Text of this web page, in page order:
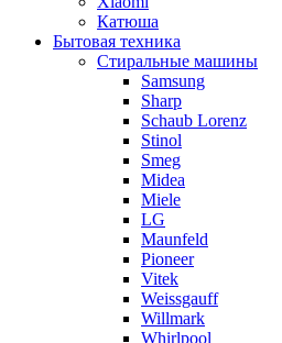
Катюша
Бытовая техника
Стиральные машины
Samsung
Sharp
Schaub Lorenz
Stinol
Smeg
Midea
Miele
LG
Maunfeld
Pioneer
Vitek
Weissgauff
Willmark
Whirlpool